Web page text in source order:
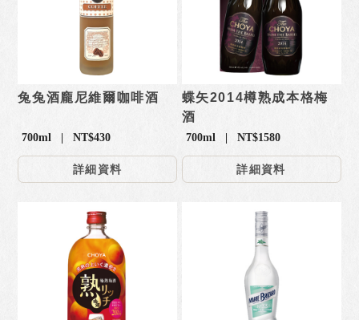
兔兔酒龐尼維爾咖啡酒
700ml | NT$430
詳細資料
蝶矢2014樽熟成本格梅
酒
700ml | NT$1580
詳細資料